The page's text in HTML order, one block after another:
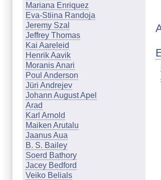
Mariana Enriquez
Eva-Stiina Randoja
Jeremy Szal
Jeffrey Thomas
Kai Aareleid
Henrik Aavik
Moranis Anari
Poul Anderson
Jüri Andrejev
Johann August Apel
Arad
Karl Arnold
Maiken Arutalu
Jaanus Aua
B. S. Bailey
Soerd Bathory
Jacey Bedford
Veiko Belials